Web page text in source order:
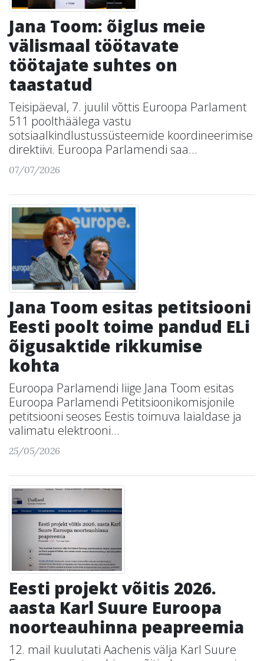
Jana Toom: õiglus meie
välismaal töötavate
töötajate suhtes on
taastatud
Teisipäeval, 7. juulil võttis Euroopa Parlament
511 poolthäälega vastu
sotsiaalkindlustussüsteemide koordineerimise
direktiivi. Euroopa Parlamendi saa...
07/07/2026
Jana Toom esitas petitsiooni
Eesti poolt toime pandud ELi
õigusaktide rikkumise
kohta
Euroopa Parlamendi liige Jana Toom esitas
Euroopa Parlamendi Petitsioonikomisjonile
petitsiooni seoses Eestis toimuva laialdase ja
valimatu elektrooni...
25/05/2026
Eesti projekt võitis 2026.
aasta Karl Suure Euroopa
noorteauhinna peapreemia
12. mail kuulutati Aachenis välja Karl Suure